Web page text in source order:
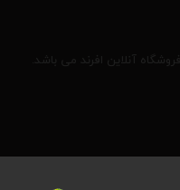
آنلاین افرند می باشد.